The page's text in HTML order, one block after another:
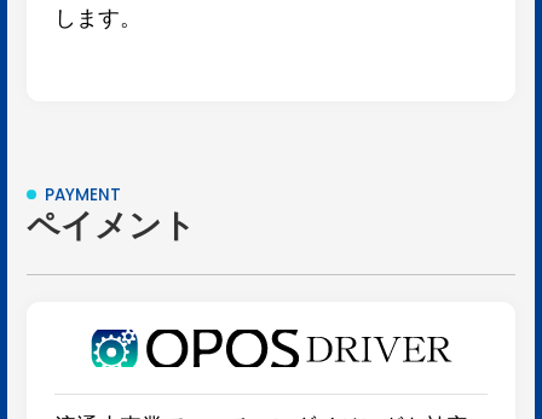
します。
PAYMENT
ペイメント